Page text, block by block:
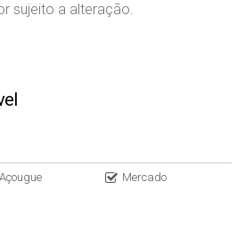
sujeito a alteração.
Açougue
Mercado